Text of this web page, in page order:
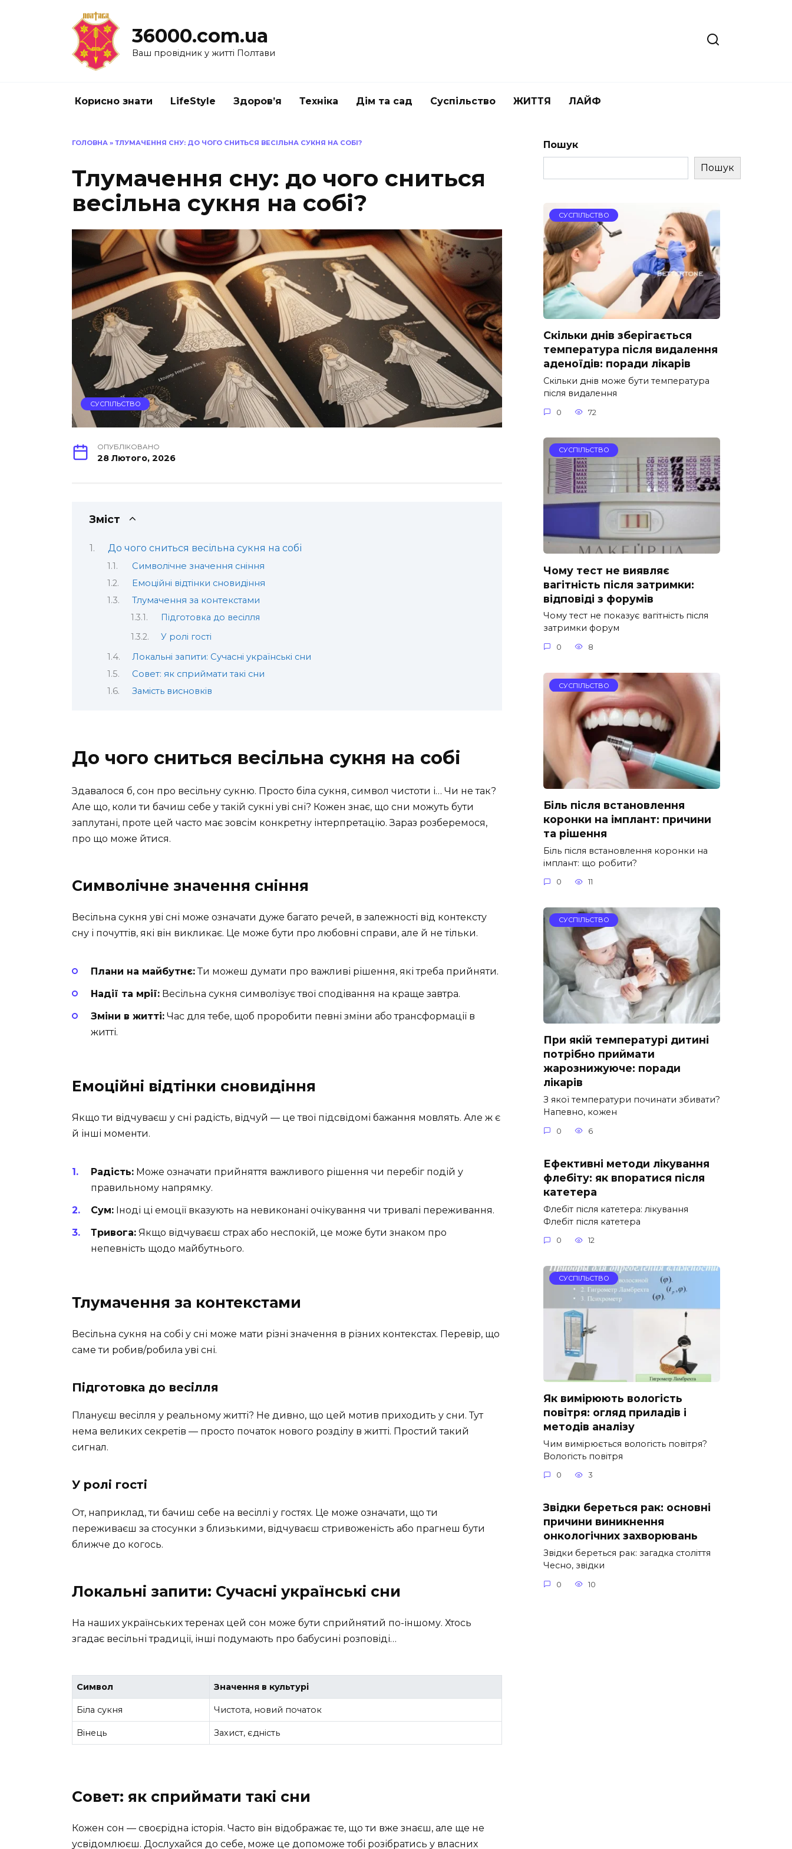
36000.com.ua
Ваш провідник у житті Полтави
Корисно знати LifeStyle Здоров’я Техніка Дім та сад Суспільство ЖИТТЯ ЛАЙФ
ГОЛОВНА » ТЛУМАЧЕННЯ СНУ: ДО ЧОГО СНИТЬСЯ ВЕСІЛЬНА СУКНЯ НА СОБІ?
Тлумачення сну: до чого сниться
весільна сукня на собі?
СУСПІЛЬСТВО
ОПУБЛІКОВАНО
28 Лютого, 2026
Зміст
До чого сниться весільна сукня на собі
Символічне значення сніння
Емоційні відтінки сновидіння
Тлумачення за контекстами
Підготовка до весілля
У ролі гості
Локальні запити: Сучасні українські сни
Совет: як сприймати такі сни
Замість висновків
До чого сниться весільна сукня на собі
Здавалося б, сон про весільну сукню. Просто біла сукня, символ чистоти і… Чи не так?
Але що, коли ти бачиш себе у такій сукні уві сні? Кожен знає, що сни можуть бути
заплутані, проте цей часто має зовсім конкретну інтерпретацію. Зараз розберемося,
про що може йтися.
Символічне значення сніння
Весільна сукня уві сні може означати дуже багато речей, в залежності від контексту
сну і почуттів, які він викликає. Це може бути про любовні справи, але й не тільки.
Плани на майбутнє:Ти можеш думати про важливі рішення, які треба прийняти.
Надії та мрії: Весільна сукня символізує твої сподівання на краще завтра.
Зміни в житті: Час для тебе, щоб проробити певні зміни або трансформації в
житті.
Емоційні відтінки сновидіння
Якщо ти відчуваєш у сні радість, відчуй — це твої підсвідомі бажання мовлять. Але ж є
й інші моменти.
Радість: Може означати прийняття важливого рішення чи перебіг подій у
правильному напрямку.
Сум: Іноді ці емоції вказують на невиконані очікування чи тривалі переживання.
Тривога: Якщо відчуваєш страх або неспокій, це може бути знаком про
непевність щодо майбутнього.
Тлумачення за контекстами
Весільна сукня на собі у сні може мати різні значення в різних контекстах. Перевір, що
саме ти робив/робила уві сні.
Підготовка до весілля
Плануєш весілля у реальному житті? Не дивно, що цей мотив приходить у сни. Тут
нема великих секретів — просто початок нового розділу в житті. Простий такий
сигнал.
У ролі гості
От, наприклад, ти бачиш себе на весіллі у гостях. Це може означати, що ти
переживаєш за стосунки з близькими, відчуваєш стривоженість або прагнеш бути
ближче до когось.
Локальні запити: Сучасні українські сни
На наших українських теренах цей сон може бути сприйнятий по-іншому. Хтось
згадає весільні традиції, інші подумають про бабусині розповіді…
Символ Значення в культурі
Біла сукня Чистота, новий початок
Вінець Захист, єдність
Совет: як сприймати такі сни
Кожен сон — своєрідна історія. Часто він відображає те, що ти вже знаєш, але ще не
усвідомлюєш. Дослухайся до себе, може це допоможе тобі розібратись у власних
Пошук
Пошук
СУСПІЛЬСТВО
Скільки днів зберігається
температура після видалення
аденоїдів: поради лікарів
Скільки днів може бути температура
після видалення
0 72
СУСПІЛЬСТВО
Чому тест не виявляє
вагітність після затримки:
відповіді з форумів
Чому тест не показує вагітність після
затримки форум
0 8
СУСПІЛЬСТВО
Біль після встановлення
коронки на імплант: причини
та рішення
Біль після встановлення коронки на
імплант: що робити?
0 11
СУСПІЛЬСТВО
При якій температурі дитині
потрібно приймати
жарознижуюче: поради
лікарів
З якої температури починати збивати?
Напевно, кожен
0 6
Ефективні методи лікування
флебіту: як впоратися після
катетера
Флебіт після катетера: лікування
Флебіт після катетера
0 12
СУСПІЛЬСТВО
Як вимірюють вологість
повітря: огляд приладів і
методів аналізу
Чим вимірюється вологість повітря?
Вологість повітря
0 3
Звідки береться рак: основні
причини виникнення
онкологічних захворювань
Звідки береться рак: загадка століття
Чесно, звідки
0 10